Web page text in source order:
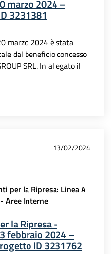
marzo 2024 –
3231381
marzo 2024 è stata
dal beneficio concesso
SRL. In allegato il
13/02/2024
per la Ripresa: Linea A
Aree Interne
la Ripresa -
febbraio 2024 –
ID 3231762